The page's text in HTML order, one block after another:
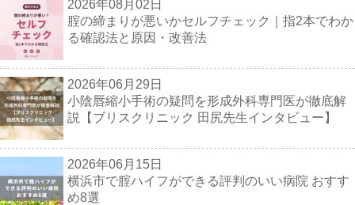
2026年08月02日
腟の締まりが悪いかセルフチェック｜指2本でわか
る確認法と原因・改善法
2026年06月29日
小陰唇縮小手術の疑問を形成外科専門医が徹底解
説【ブリスクリニック 田尻先生インタビュー】
2026年06月15日
横浜市で腟ハイフができる評判のいい病院 おすす
め8選